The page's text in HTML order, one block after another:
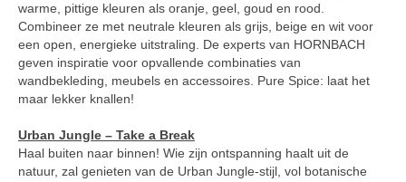
warme, pittige kleuren als oranje, geel, goud en rood.
Combineer ze met neutrale kleuren als grijs, beige en wit voor
een open, energieke uitstraling. De experts van HORNBACH
geven inspiratie voor opvallende combinaties van
wandbekleding, meubels en accessoires. Pure Spice: laat het
maar lekker knallen!
Urban Jungle – Take a Break
Haal buiten naar binnen! Wie zijn ontspanning haalt uit de
natuur, zal genieten van de Urban Jungle-stijl, vol botanische